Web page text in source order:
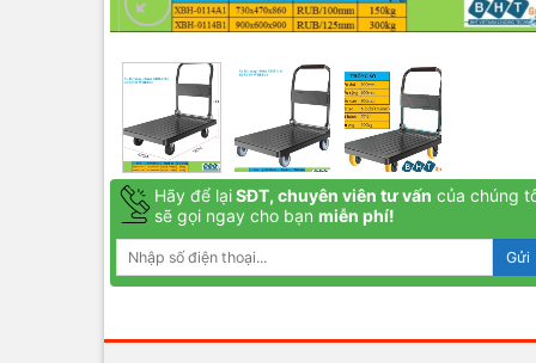
Hãy để lạiSĐT, chuyên viên tư vấn của chúng
sẽ gọi ngay cho bạn miễn phí!